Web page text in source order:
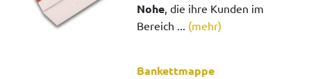
Nohe, die ihre Kunden im
Bereich ... (mehr)
Bankettmappe